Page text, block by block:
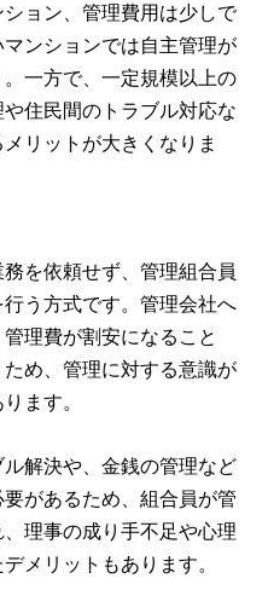
ョン、管理費用は少しで
ンションでは自主管理が
一方で、一定規模以上の
住民間のトラブル対応な
リットが大きくなりま
を依頼せず、管理組合員
行う方式です。管理会社へ
理費が割安になること
め、管理に対する意識が
ます。
解決や、金銭の管理など
があるため、組合員が管
理事の成り手不足や心理
メリットもあります。